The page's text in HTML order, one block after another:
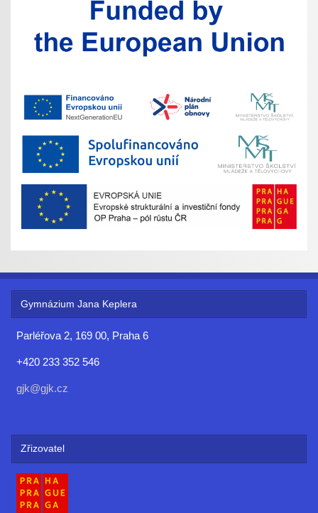
Gymnázium Jana Keplera
Parléřova 2, 169 00, Praha 6
+420 233 352 546
gjk@gjk.cz
Zřizovatel